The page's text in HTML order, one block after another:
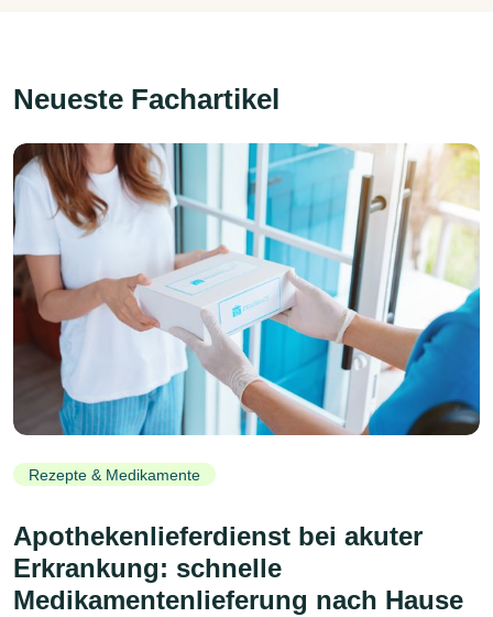
Neueste Fachartikel
Rezepte & Medikamente
Apothekenlieferdienst bei akuter
Erkrankung: schnelle
Medikamentenlieferung nach Hause